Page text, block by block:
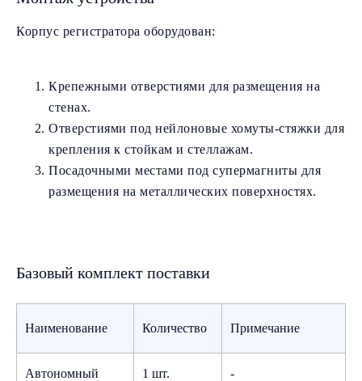
Корпус регистратора оборудован:
Крепежными отверстиями для размещения на
стенах.
Отверстиями под нейлоновые хомуты-стяжки для
крепления к стойкам и стеллажам.
Посадочными местами под супермагниты для
размещения на металлических поверхностях.
Базовый комплект поставки
Наименование Количество Примечание
Автономный
1 шт. -